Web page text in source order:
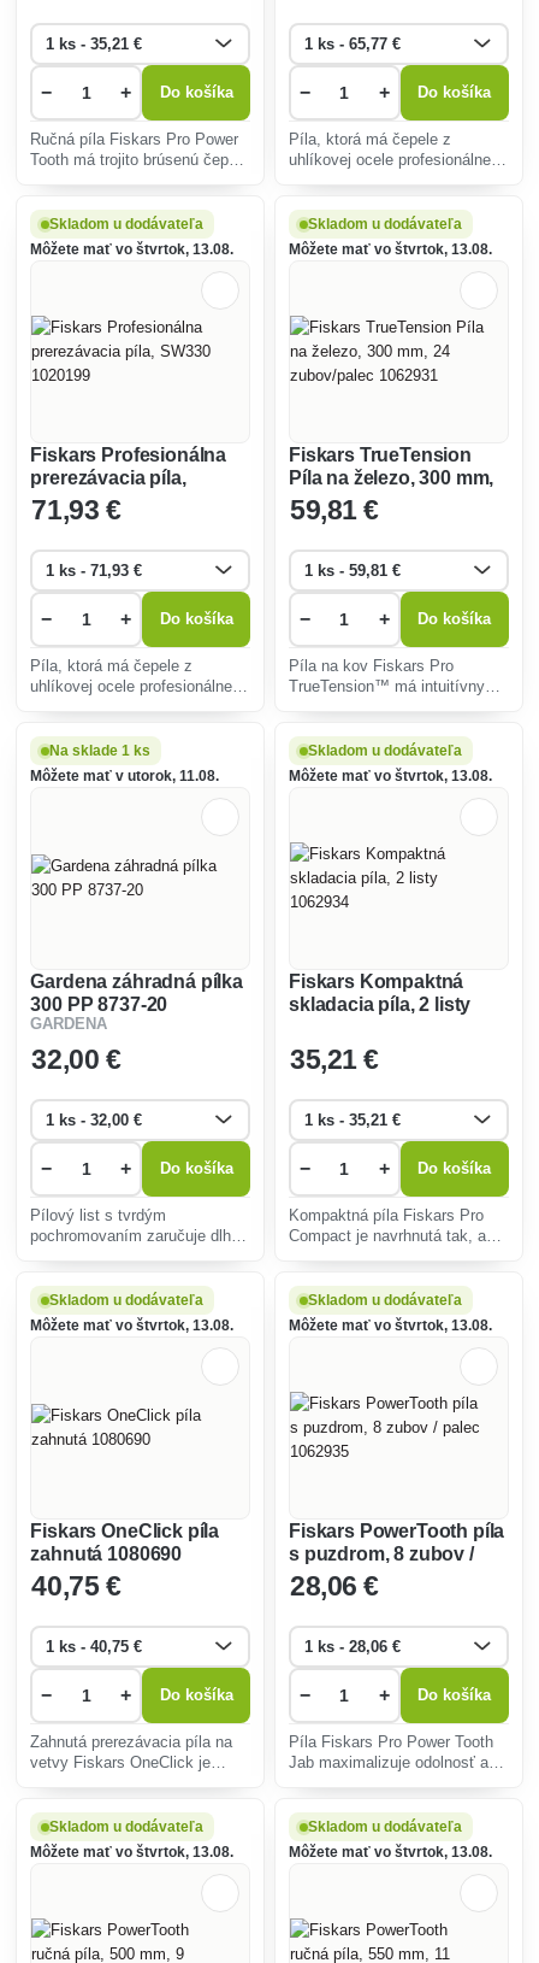
− + Do košíka
Ručná píla Fiskars Pro Power
Tooth má trojito brúsenú čepeľ
− + Do košíka
Píla, ktorá má čepele z
uhlíkovej ocele profesionálnej
Skladom u dodávateľa
Môžete mať vo štvrtok, 13.08.
Fiskars Profesionálna
prerezávacia píla,
SW330 1020199
71,93 €
− + Do košíka
Píla, ktorá má čepele z
uhlíkovej ocele profesionálnej
Skladom u dodávateľa
Môžete mať vo štvrtok, 13.08.
Fiskars TrueTension
Píla na železo, 300 mm,
24 zubov/palec 1062931
59,81 €
− + Do košíka
Píla na kov Fiskars Pro
TrueTension™ má intuitívny
optimálne napnutie.
Na sklade 1 ks
Môžete mať v utorok, 11.08.
Gardena záhradná pílka
300 PP 8737-20
GARDENA
32,00 €
− + Do košíka
Pílový list s tvrdým
pochromovaním zaručuje dlhú
Skladom u dodávateľa
Môžete mať vo štvrtok, 13.08.
Fiskars Kompaktná
skladacia píla, 2 listy
35,21 €
− + Do košíka
Kompaktná píla Fiskars Pro
Compact je navrhnutá tak, aby
uložením na opasok.
Skladom u dodávateľa
Môžete mať vo štvrtok, 13.08.
Fiskars OneClick píla
zahnutá 1080690
40,75 €
− + Do košíka
Zahnutá prerezávacia píla na
vetvy Fiskars OneClick je
Skladom u dodávateľa
Môžete mať vo štvrtok, 13.08.
Fiskars PowerTooth píla
s puzdrom, 8 zubov /
palec 1062935
28,06 €
− + Do košíka
Píla Fiskars Pro Power Tooth
Jab maximalizuje odolnosť a
plášťu.
Skladom u dodávateľa
Môžete mať vo štvrtok, 13.08.
Skladom u dodávateľa
Môžete mať vo štvrtok, 13.08.